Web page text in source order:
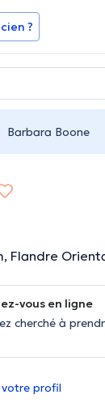
?
Barbara Boone
Flandre
vous en ligne
cherché à
profil